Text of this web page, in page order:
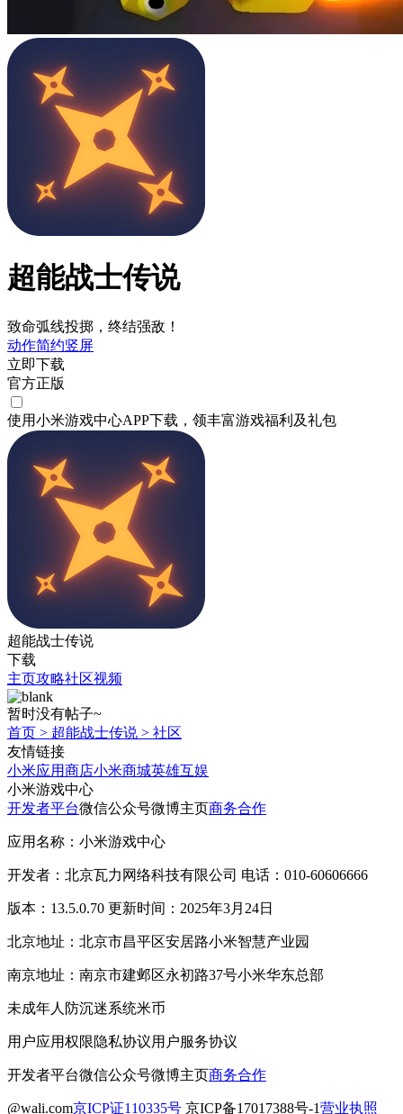
超能战士传说
致命弧线投掷，终结强敌！
动作简约竖屏
立即下载
官方正版
使用小米游戏中心APP下载 ，领丰富游戏福利 及礼包
超能战士传说
下载
主页攻略社区视频
暂时没有帖子~
首页 > 超能战士传说 > 社区
友情链接
小米应用商店小米商城英雄互娱
小米游戏中心
开发者平台微信公众号微博主页商务合作
应用名称：小米游戏中心
开发者：北京瓦力网络科技有限公司 电话：010-60606666
版本：13.5.0.70 更新时间：2025年3月24日
北京地址：北京市昌平区安居路小米智慧产业园
南京地址：南京市建邺区永初路37号小米华东总部
未成年人防沉迷系统米币
用户应用权限隐私协议用户服务协议
开发者平台微信公众号微博主页商务合作
@wali.com京ICP证110335号 京ICP备17017388号-1营业执照